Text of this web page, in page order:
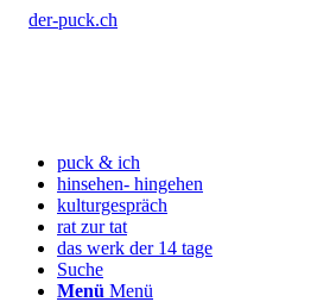
puck & ich
hinsehen- hingehen
kulturgespräch
rat zur tat
das werk der 14 tage
Suche
Menü Menü